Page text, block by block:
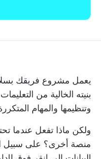
بنيته الخالية من
وتنظيمها والمهام المتكررة
ولكن ماذا تفعل عندما
منصة أخرى؟ على سبيل